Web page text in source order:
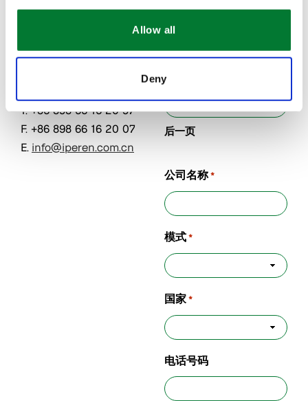
Allow all
Deny
570208
口市
570208
海南省海
口市
T. +86 898 66 16 20 97
F. +86 898 66 16 20 07
E. info@iperen.com.cn
Name *
第一页
后一页
公司名称 *
模式 *
国家 *
电话号码